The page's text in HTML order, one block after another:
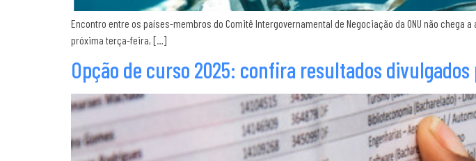
Encontro entre os países-membros do Comitê Intergovernamental de Negociação da ONU não
próxima terça-feira, […]
Opção de curso 2025: confira resultados divulgados